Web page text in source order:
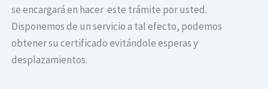
se encargará en hacer este trámite por usted.
Disponemos de un servicio a tal efecto, podemos
obtener su certificado evitándole esperas y
desplazamientos.